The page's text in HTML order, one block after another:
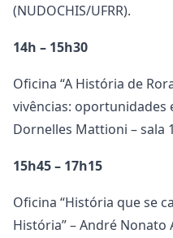
(NUDOCHIS/UFRR).
14h – 15h30
Oficina “A História de
vivências: oportunidades
Dornelles Mattioni – sala
15h45 – 17h15
Oficina “História que se
História” – André Nonato